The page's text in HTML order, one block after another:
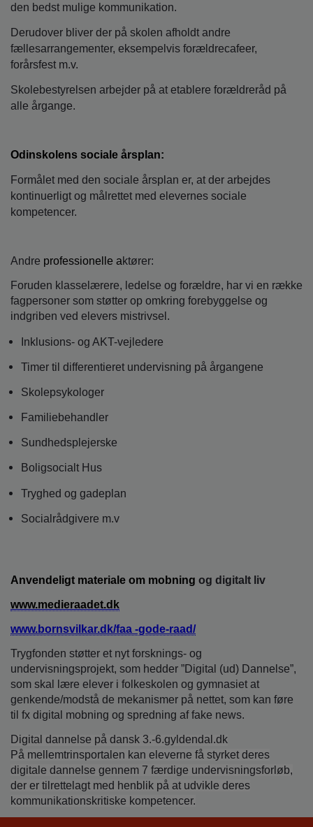
den bedst mulige kommunikation.
Derudover bliver der på skolen afholdt andre
fællesarrangementer, eksempelvis forældrecafeer,
forårsfest m.v.
Skolebestyrelsen arbejder på at etablere forældreråd på
alle årgange.
Odinskolens sociale årsplan:
Formålet med den sociale årsplan er, at der arbejdes
kontinuerligt og målrettet med elevernes sociale
kompetencer.
Andre professionelle aktører:
Foruden klasselærere, ledelse og forældre, har vi en række
fagpersoner som støtter op omkring forebyggelse og
indgriben ved elevers mistrivsel.
Inklusions- og AKT-vejledere
Timer til differentieret undervisning på årgangene
Skolepsykologer
Familiebehandler
Sundhedsplejerske
Boligsocialt Hus
Tryghed og gadeplan
Socialrådgivere m.v
Anvendeligt materiale om mobning og digitalt liv
www.medieraadet.dk
www.bornsvilkar.dk/faa -gode-raad/
Trygfonden støtter et nyt forsknings- og
undervisningsprojekt, som hedder ”Digital (ud) Dannelse”,
som skal lære elever i folkeskolen og gymnasiet at
genkende/modstå de mekanismer på nettet, som kan føre
til fx digital mobning og spredning af fake news.
Digital dannelse på dansk 3.-6.gyldendal.dk
På mellemtrinsportalen kan eleverne få styrket deres
digitale dannelse gennem 7 færdige undervisningsforløb,
der er tilrettelagt med henblik på at udvikle deres
kommunikationskritiske kompetencer.